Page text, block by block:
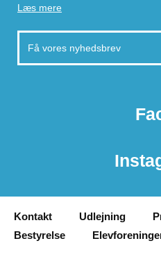
Læs mere
Kontakt Udlejning
Bestyrelse